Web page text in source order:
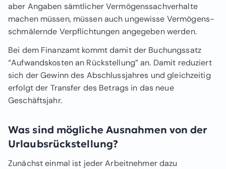
aber Angaben sämtlicher Vermögenssachverhalte
machen müssen, müssen auch ungewisse Vermögens-
schmälernde Verpflichtungen angegeben werden.
Bei dem Finanzamt kommt damit der Buchungssatz
“Aufwandskosten an Rückstellung” an. Damit reduziert
sich der Gewinn des Abschlussjahres und gleichzeitig
erfolgt der Transfer des Betrags in das neue
Geschäftsjahr.
Was sind mögliche Ausnahmen von der
Urlaubsrückstellung?
Zunächst einmal ist jeder Arbeitnehmer dazu